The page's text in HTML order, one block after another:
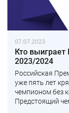
07.07.2023
Кто
2023/2024
Российская
уже пять лет
чемпионом без
Предстоящий